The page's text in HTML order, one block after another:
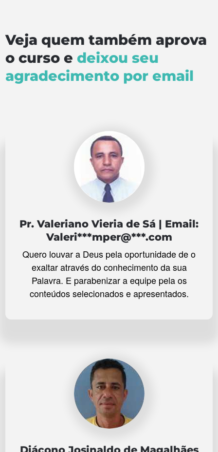
Veja quem também aprova
o curso e deixou seu
agradecimento por email
Pr. Valeriano Vieria de Sá | Email:
Valeri***mper@***.com
Quero louvar a Deus pela oportunidade de o
exaltar através do conhecimento da sua
Palavra. E parabenizar a equipe pela os
conteúdos selecionados e apresentados.